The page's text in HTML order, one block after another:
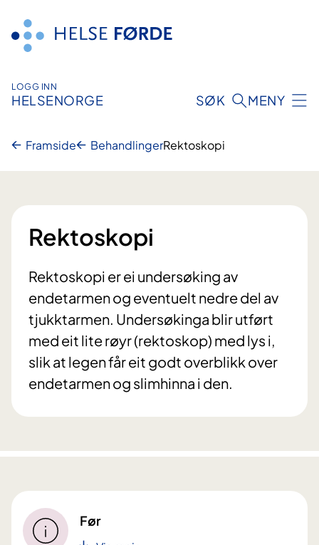
innhald
LOGG INN
HELSENORGE SØK MENY
Framside BehandlingerRektoskopi
Rektoskopi
Rektoskopi er ei undersøking av
endetarmen og eventuelt nedre del av
tjukktarmen. Undersøkinga blir utført
med eit lite røyr (rektoskop) med lys i,
slik at legen får eit godt overblikk over
endetarmen og slimhinna i den.
Før